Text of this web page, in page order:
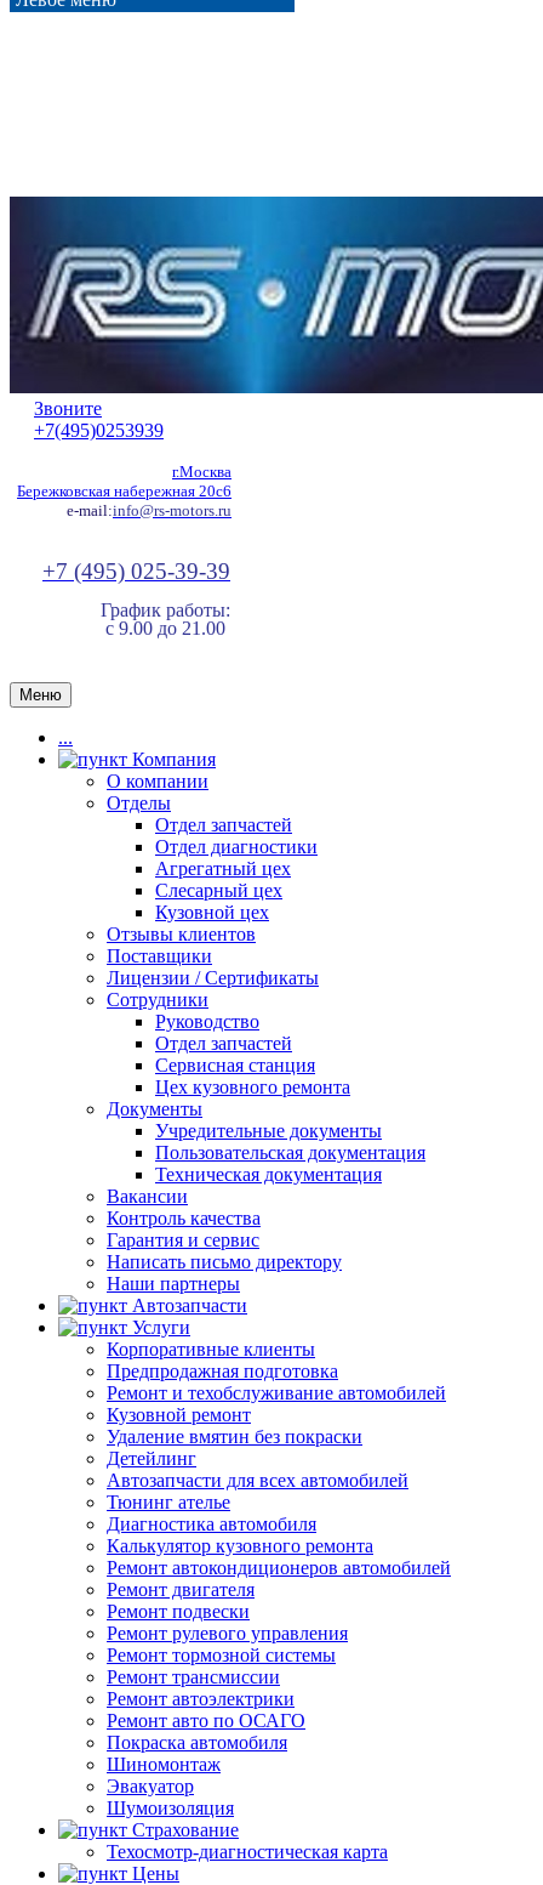
Звоните
+7(495)0253939
г.Москва
Бережковская набережная 20с6
e-mail:info@rs-motors.ru
+7 (495) 025-39-39
График работы:
с 9.00 до 21.00
Меню
...
Компания
О компании
Отделы
Отдел запчастей
Отдел диагностики
Агрегатный цех
Слесарный цех
Кузовной цех
Отзывы клиентов
Поставщики
Лицензии / Сертификаты
Сотрудники
Руководство
Отдел запчастей
Сервисная станция
Цех кузовного ремонта
Документы
Учредительные документы
Пользовательская документация
Техническая документация
Вакансии
Контроль качества
Гарантия и сервис
Написать письмо директору
Наши партнеры
Автозапчасти
Услуги
Корпоративные клиенты
Предпродажная подготовка
Ремонт и техобслуживание автомобилей
Кузовной ремонт
Удаление вмятин без покраски
Детейлинг
Автозапчасти для всех автомобилей
Тюнинг ателье
Диагностика автомобиля
Калькулятор кузовного ремонта
Ремонт автокондиционеров автомобилей
Ремонт двигателя
Ремонт подвески
Ремонт рулевого управления
Ремонт тормозной системы
Ремонт трансмиссии
Ремонт автоэлектрики
Ремонт авто по ОСАГО
Покраска автомобиля
Шиномонтаж
Эвакуатор
Шумоизоляция
Страхование
Техосмотр-диагностическая карта
Цены